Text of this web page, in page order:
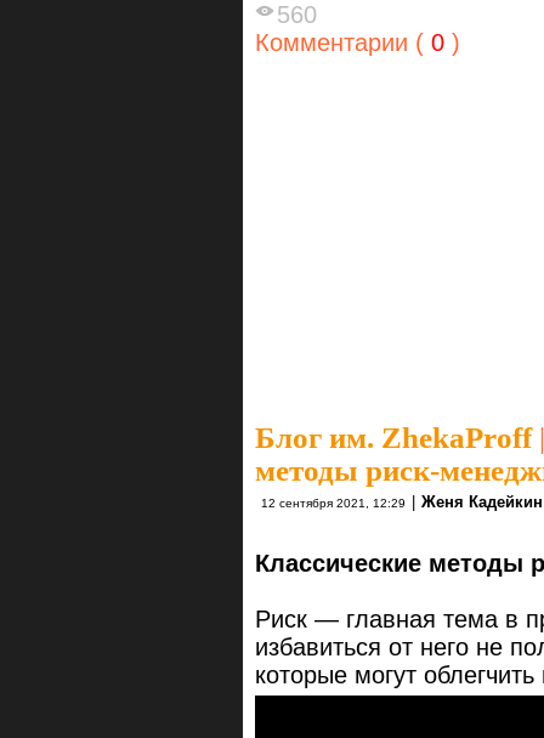
560
Комментарии ( 0 )
Блог им. ZhekaProff|
методы риск-
12 сентября 2021, 12:29 Женя Кадейкин
Классические методы
Риск — главная тема в
избавиться от него не
которые могут